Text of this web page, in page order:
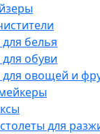
белья
обуви
овощей и
для